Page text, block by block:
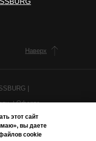
|
Наверх
| Оферта
этот сайт
вы даете
cookie